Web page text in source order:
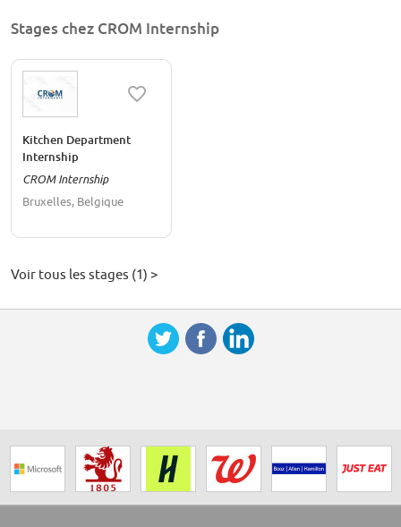
Stages chez CROM Internship
Kitchen Department
Internship
CROM Internship
Bruxelles, Belgique
Voir tous les stages (1) >